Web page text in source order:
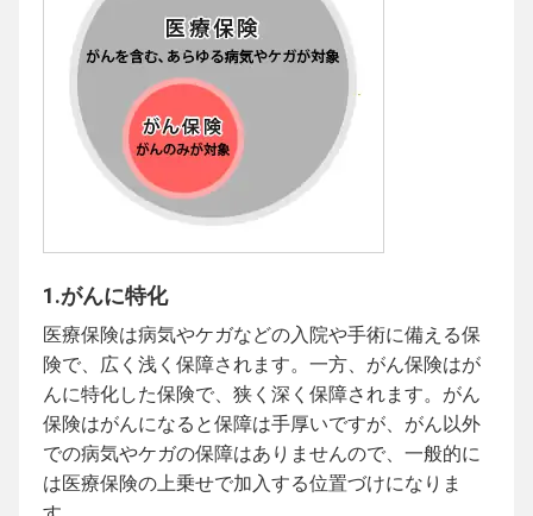
1.がんに特化
医療保険は病気やケガなどの入院や手術に備える保
険で、広く浅く保障されます。一方、がん保険はが
んに特化した保険で、狭く深く保障されます。がん
保険はがんになると保障は手厚いですが、がん以外
での病気やケガの保障はありませんので、一般的に
は医療保険の上乗せで加入する位置づけになりま